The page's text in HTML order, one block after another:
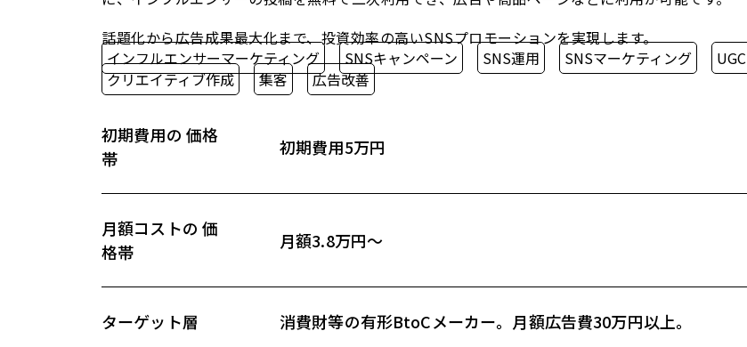
話題化から広告成果最大化まで、投資効率の高いSNSプロモーションを実現します。
インフルエンサーマーケティング
SNSキャンペーン SNS運用 SNSマーケティング
UGC
クリエイティブ作成
集客 広告改善
初期費用の 価格
帯
初期費用5万円
月額コストの 価
格帯
月額3.8万円～
ターゲット層 消費財等の有形BtoCメーカー。月額広告費30万円以上。